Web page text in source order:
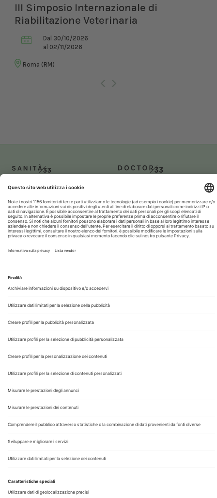
III Simposio Internazionale di
Riabilitazione Veterinaria
Dal 30/10/2026
al 02/11/2026
Roma (RM)
Chi Siamo
Contatti
Note Legali
Privacy